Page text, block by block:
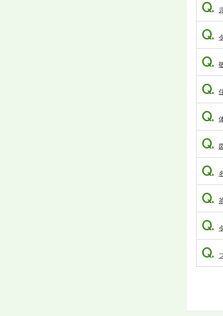
Q.
Q.
Q.
Q.
Q.
Q.
Q.
Q.
Q.
Q.